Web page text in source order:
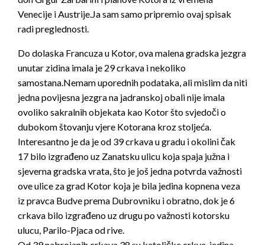
Venecije i Austrije.Ja sam samo pripremio ovaj spisak
radi preglednosti.
Do dolaska Francuza u Kotor, ova malena gradska jezgra
unutar zidina imala je 29 crkava i nekoliko
samostana.Nemam uporednih podataka, ali mislim da niti
jedna povijesna jezgra na jadranskoj obali nije imala
ovoliko sakralnih objekata kao Kotor što svjedoči o
dubokom štovanju vjere Kotorana kroz stoljeća.
Interesantno je da je od 39 crkava u gradu i okolini čak
17 bilo izgrađeno uz Zanatsku ulicu koja spaja južna i
sjeverna gradska vrata, što je još jedna potvrda važnosti
ove ulice za grad Kotor koja je bila jedina kopnena veza
iz pravca Budve prema Dubrovniku i obratno, dok je 6
crkava bilo izgrađeno uz drugu po važnosti kotorsku
ulucu, Parilo-Pjaca od rive.